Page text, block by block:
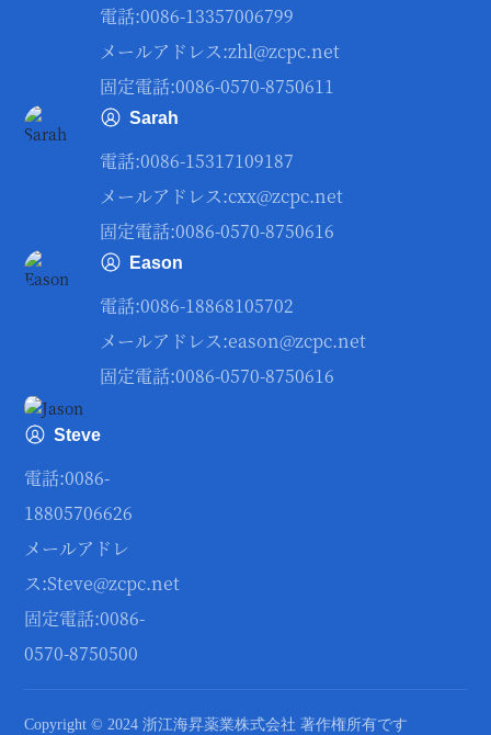
電話:0086-13357006799
メールアドレス:zhl@zcpc.net
固定電話:0086-0570-8750611
Sarah
電話:0086-15317109187
メールアドレス:сxx@zcpc.net
固定電話:0086-0570-8750616
Eason
電話:0086-18868105702
メールアドレス:eason@zcpc.net
固定電話:0086-0570-8750616
Steve
電話:0086-
18805706626
メールアドレ
ス:Steve@zcpc.net
固定電話:0086-
0570-8750500
Copyright © 2024 浙江海昇薬業株式会社 著作権所有です